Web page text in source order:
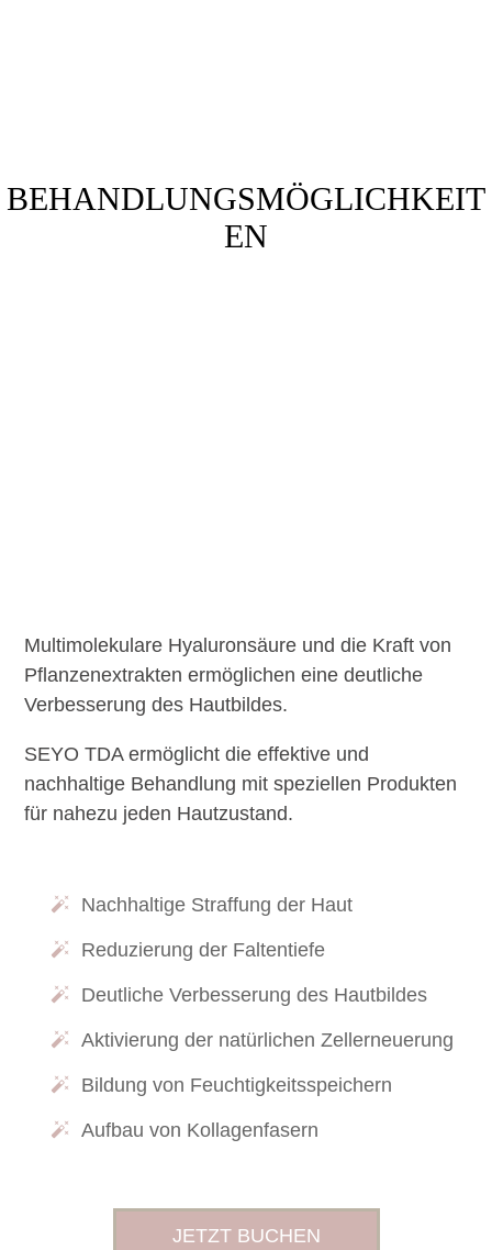
BEHANDLUNGSMÖGLICHKEIT
EN
Multimolekulare Hyaluronsäure und die Kraft von
Pflanzenextrakten ermöglichen eine deutliche
Verbesserung des Hautbildes.
SEYO TDA ermöglicht die effektive und
nachhaltige Behandlung mit speziellen Produkten
für nahezu jeden Hautzustand.
Nachhaltige Straffung der Haut
Reduzierung der Faltentiefe
Deutliche Verbesserung des Hautbildes
Aktivierung der natürlichen Zellerneuerung
Bildung von Feuchtigkeitsspeichern
Aufbau von Kollagenfasern
JETZT BUCHEN